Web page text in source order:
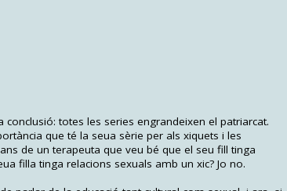
totes les series engrandeixen el patriarcat.
que té la seua sèrie per als xiquets i les
de un terapeuta que veu bé que el seu fill tinga
filla tinga relacions sexuals amb un xic? Jo no.